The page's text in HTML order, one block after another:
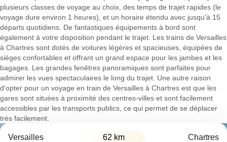
plusieurs classes de voyage au choix, des temps de trajet rapides (le
voyage dure environ 1 heures), et un horaire étendu avec jusqu'à 15
départs quotidiens. De fantastiques équipements à bord sont
également à votre disposition pendant le trajet. Les trains de Versailles
à Chartres sont dotés de voitures légères et spacieuses, équipées de
sièges confortables et offrant un grand espace pour les jambes et les
bagages. Les grandes fenêtres panoramiques sont parfaites pour
admirer les vues spectaculaires le long du trajet. Une autre raison
d'opter pour un voyage en train de Versailles à Chartres est que les
gares sont situées à proximité des centres-villes et sont facilement
accessibles par les transports publics, ce qui permet de se déplacer
très facilement.
Versailles 62 km Chartres